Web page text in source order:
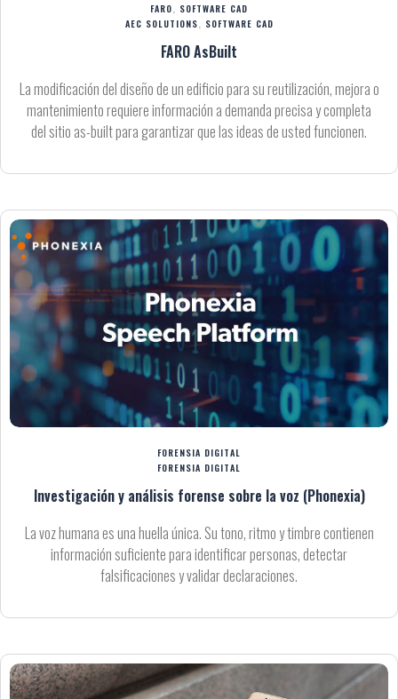
FARO
SOFTWARE CAD
AEC SOLUTIONS
SOFTWARE CAD
FARO AsBuilt
La modificación del diseño de un edificio para su reutilización, mejora o
mantenimiento requiere información a demanda precisa y completa
del sitio as-built para garantizar que las ideas de usted funcionen.
FORENSIA DIGITAL
FORENSIA DIGITAL
Investigación y análisis forense sobre la voz (Phonexia)
La voz humana es una huella única. Su tono, ritmo y timbre contienen
información suficiente para identificar personas, detectar
falsificaciones y validar declaraciones.